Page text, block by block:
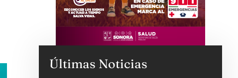
Últimas Noticias